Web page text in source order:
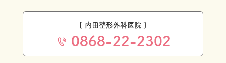
[ 内田整形外科医院 ]
0868-22-2302